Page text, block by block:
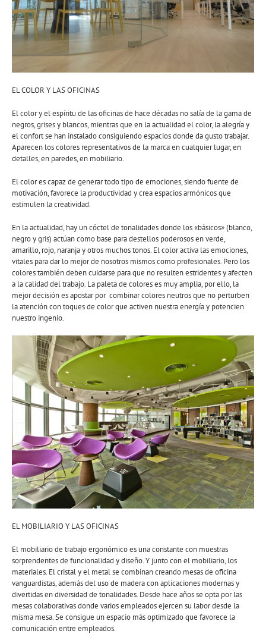
EL COLOR Y LAS OFICINAS
El color y el espíritu de las oficinas de hace décadas no salía de la gama de
negros, grises y blancos, mientras que en la actualidad el color, la alegría y
el confort se han instalado consiguiendo espacios donde da gusto trabajar.
Aparecen los colores representativos de la marca en cualquier lugar, en
detalles, en paredes, en mobiliario.
El color es capaz de generar todo tipo de emociones, siendo fuente de
motivación, favorece la productividad y crea espacios armónicos que
estimulen la creatividad.
En la actualidad, hay un cóctel de tonalidades donde los «básicos» (blanco,
negro y gris) actúan como base para destellos poderosos en verde,
amarillo, rojo, naranja y otros muchos tonos. El color activa las emociones,
vitales para dar lo mejor de nosotros mismos como profesionales. Pero los
colores también deben cuidarse para que no resulten estridentes y afecten
a la calidad del trabajo. La paleta de colores es muy amplia, por ello, la
mejor decisión es apostar por combinar colores neutros que no perturben
la atención con toques de color que activen nuestra energía y potencien
nuestro ingenio.
EL MOBILIARIO Y LAS OFICINAS
El mobiliario de trabajo ergonómico es una constante con muestras
sorprendentes de funcionalidad y diseño. Y junto con el mobiliario, los
materiales. El cristal y el metal se combinan creando mesas de oficina
vanguardistas, además del uso de madera con aplicaciones modernas y
divertidas en diversidad de tonalidades. Desde hace años se opta por las
mesas colaborativas donde varios empleados ejercen su labor desde la
misma mesa. Se consigue un espacio más optimizado que favorece la
comunicación entre empleados.